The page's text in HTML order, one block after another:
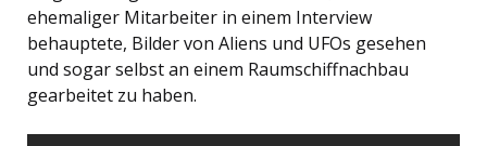
ehemaliger Mitarbeiter in einem Interview
behauptete, Bilder von Aliens und UFOs gesehen
und sogar selbst an einem Raumschiffnachbau
gearbeitet zu haben.